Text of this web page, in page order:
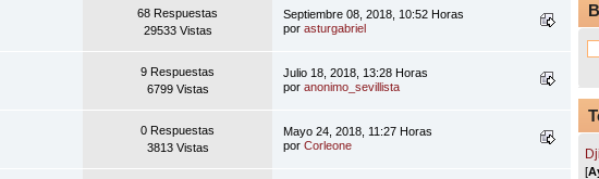
68 Respuestas
29533 Vistas
Septiembre 08, 2018, 10:52 Horas
porasturgabriel
9 Respuestas
6799 Vistas
Julio 18, 2018, 13:28 Horas
poranonimo_sevillista
0 Respuestas
3813 Vistas
Mayo 24, 2018, 11:27 Horas
porCorleone
[